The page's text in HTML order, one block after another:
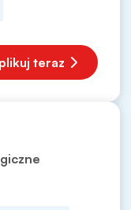
teraz